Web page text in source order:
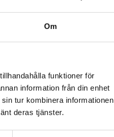
Om
funktioner för
information från din enhet
tur kombinera informationen
deras tjänster.